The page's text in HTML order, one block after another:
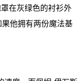
在灰绿色的衬衫外
他拥有两份魔法基